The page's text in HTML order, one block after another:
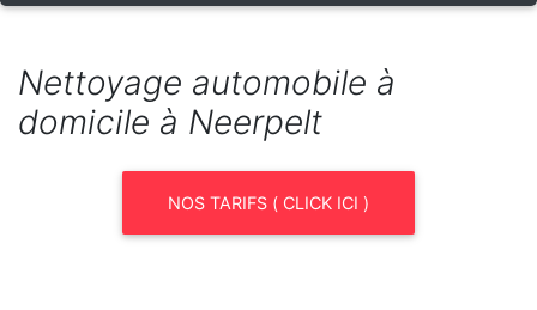
Nettoyage automobile à
domicile à Neerpelt
NOS TARIFS ( CLICK ICI )